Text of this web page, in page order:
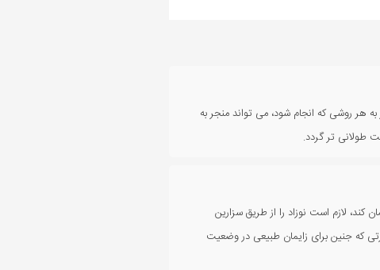
به هر روشی که انجام شود، می تواند منجر به
طولانی تر گردد.
کند، لازم است نوزاد را از طریق سزارین
که جنین برای زایمان طبیعی در وضعیت